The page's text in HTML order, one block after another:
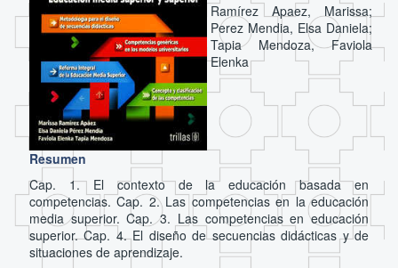
Ramírez Apaez, Marissa;
Perez Mendia, Elsa Daniela;
Tapia Mendoza, Faviola
Elenka
Resumen
Cap. 1. El contexto de la educación basada en
competencias. Cap. 2. Las competencias en la educación
media superior. Cap. 3. Las competencias en educación
superior. Cap. 4. El diseño de secuencias didácticas y de
situaciones de aprendizaje.